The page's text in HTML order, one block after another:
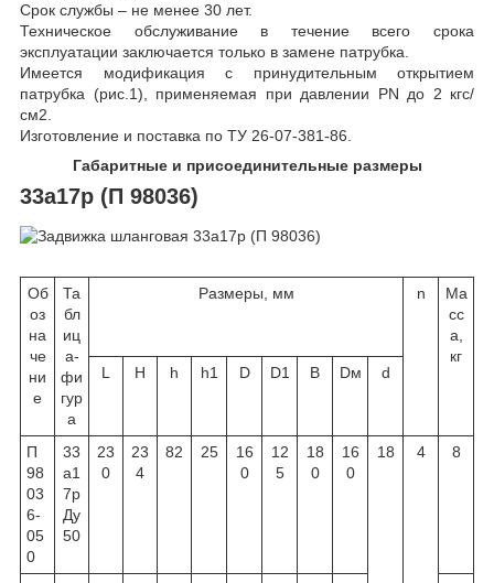
Срок службы – не менее 30 лет.
Техническое обслуживание в течение всего срока
эксплуатации заключается только в замене патрубка.
Имеется модификация с принудительным открытием
патрубка (рис.1), применяемая при давлении PN до 2 кгс/
см2.
Изготовление и поставка по ТУ 26-07-381-86.
Габаритные и присоединительные размеры
33а17р (П 98036)
Об
оз
на
че
ни
е
Та
бл
иц
а-
фи
гур
а
Размеры, мм n
Ма
сс
а,
кг
L
H h h1 D D1 B Dм d
П
98
03
6-
05
0
33
а1
7р
Ду
50
23
0
23
4
82 25
16
0
12
5
18
0
16
0
18 4 8